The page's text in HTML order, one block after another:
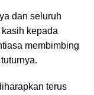
dan seluruh
kepada
membimbing
terus